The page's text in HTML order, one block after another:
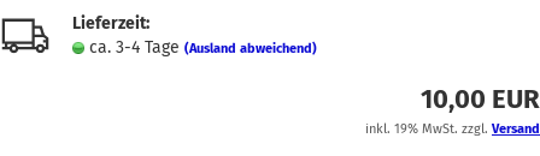
Lieferzeit:
ca. 3-4 Tage (Ausland abweichend)
10,00 EUR
inkl. 19% MwSt. zzgl. Versand